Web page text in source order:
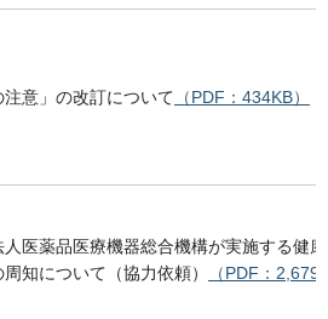
注意」の改訂について （PDF：434KB）
人医薬品医療機器総合機構が実施する健
知について（協力依頼）
（PDF：